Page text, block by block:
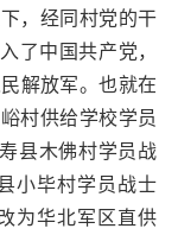
，经同村党的干
了中国共产党，
解放军。也就在
村供给学校学员
县木佛村学员战
小毕村学员战士
为华北军区直供